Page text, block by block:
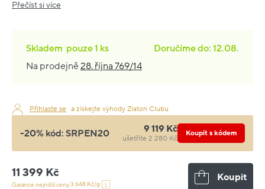
Přečíst si více
Skladem pouze1 ks
Doručíme do: 12.08.
Na prodejně28. října 769/14
Přihlaste se a získejte výhody Zlaton Clubu
-20% kód: SRPEN20 9 119 Kč
ušetříte 2 280 Kč
Koupit s kódem
11 399 Kč
Garance nejnižší ceny:3 648 Kč/g
Koupit